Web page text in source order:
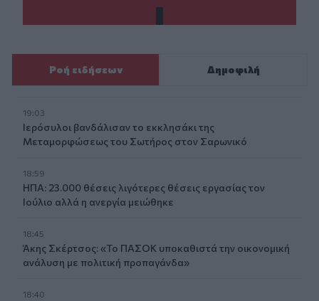
Ροή ειδήσεων Δημοφιλή
19:03
Ιερόσυλοι βανδάλισαν το εκκλησάκι της
Μεταμορφώσεως του Σωτήρος στον Σαρωνικό
18:59
ΗΠΑ: 23.000 θέσεις λιγότερες θέσεις εργασίας τον
Ιούλιο αλλά η ανεργία μειώθηκε
18:45
Άκης Σκέρτσος: «Το ΠΑΣΟΚ υποκαθιστά την οικονομική
ανάλυση με πολιτική προπαγάνδα»
18:40